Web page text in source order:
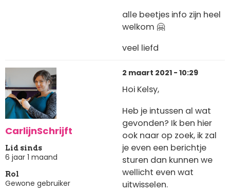
alle beetjes info zijn heel
welkom 🤗
veel liefd
CarlijnSchrijft
Lid sinds
6 jaar 1 maand
Rol
Gewone gebruiker
2 maart 2021 - 10:29
Hoi Kelsy,
Heb je intussen al wat
gevonden? Ik ben hier
ook naar op zoek, ik zal
je even een berichtje
sturen dan kunnen we
wellicht even wat
uitwisselen.